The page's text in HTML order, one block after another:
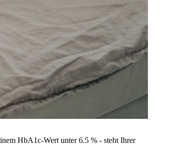
HbA1c-Wert unter 6.5 % - steht Ihrer